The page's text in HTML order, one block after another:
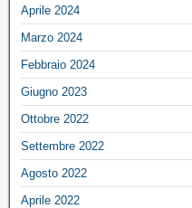
Aprile 2024
Marzo 2024
Febbraio 2024
Giugno 2023
Ottobre 2022
Settembre 2022
Agosto 2022
Aprile 2022